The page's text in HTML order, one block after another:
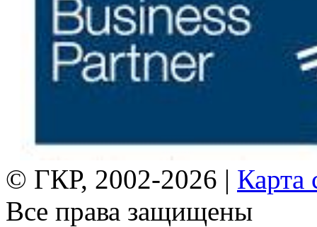
© ГКР, 2002-2026 | Карта
Все права защищены